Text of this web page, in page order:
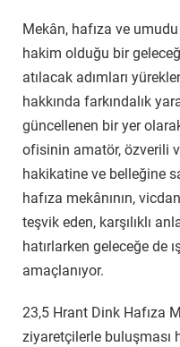
Mekân, hafıza ve
hakim olduğu bir
atılacak adımları
hakkında farkındalık
güncellenen bir yer
ofisinin amatör, özverili
hakikatine ve belleğine
hafıza mekânının,
teşvik eden, karşılıklı
hatırlarken geleceğe de
amaçlanıyor.
23,5 Hrant Dink Hafıza
ziyaretçilerle buluşması